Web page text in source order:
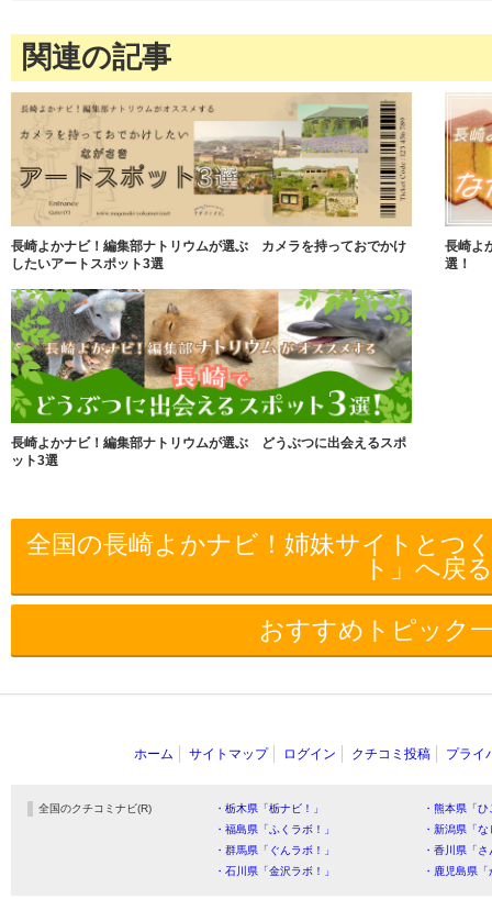
関連の記事
長崎よかナビ！編集部ナトリウムが選ぶ カメラを持っておでかけ
したいアートスポット3選
長崎よ
選！
長崎よかナビ！編集部ナトリウムが選ぶ どうぶつに出会えるスポ
ット3選
全国の長崎よかナビ！姉妹サイトとつ
ト」へ戻る
おすすめトピック
ホーム サイトマップ ログイン クチコミ投稿 プライ
全国のクチコミナビ(R) ・栃木県「栃ナビ！」
・熊本県「
・福島県「ふくラボ！」
・新潟県「
・群馬県「ぐんラボ！」
・香川県「
・石川県「金沢ラボ！」
・鹿児島県